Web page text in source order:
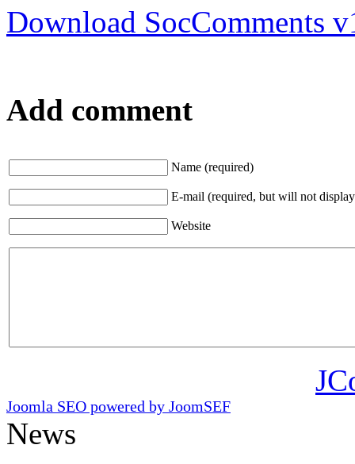
Download SocComments
Add comment
Name (required)
E-mail (required, but will not
Website
Joomla SEO powered by JoomSEF
News